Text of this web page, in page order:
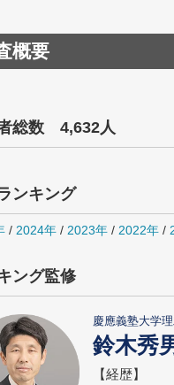
概要
総数 4,632人
ンキング
/ 2024年 / 2023年 / 2022年 /
ング監修
慶應義塾大学
鈴木秀
【経歴】